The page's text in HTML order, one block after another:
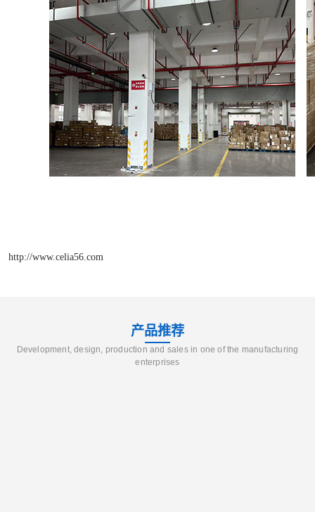
http://www.celia56.com
产品推荐
Development, design, production and sales in one of the manufacturing
enterprises